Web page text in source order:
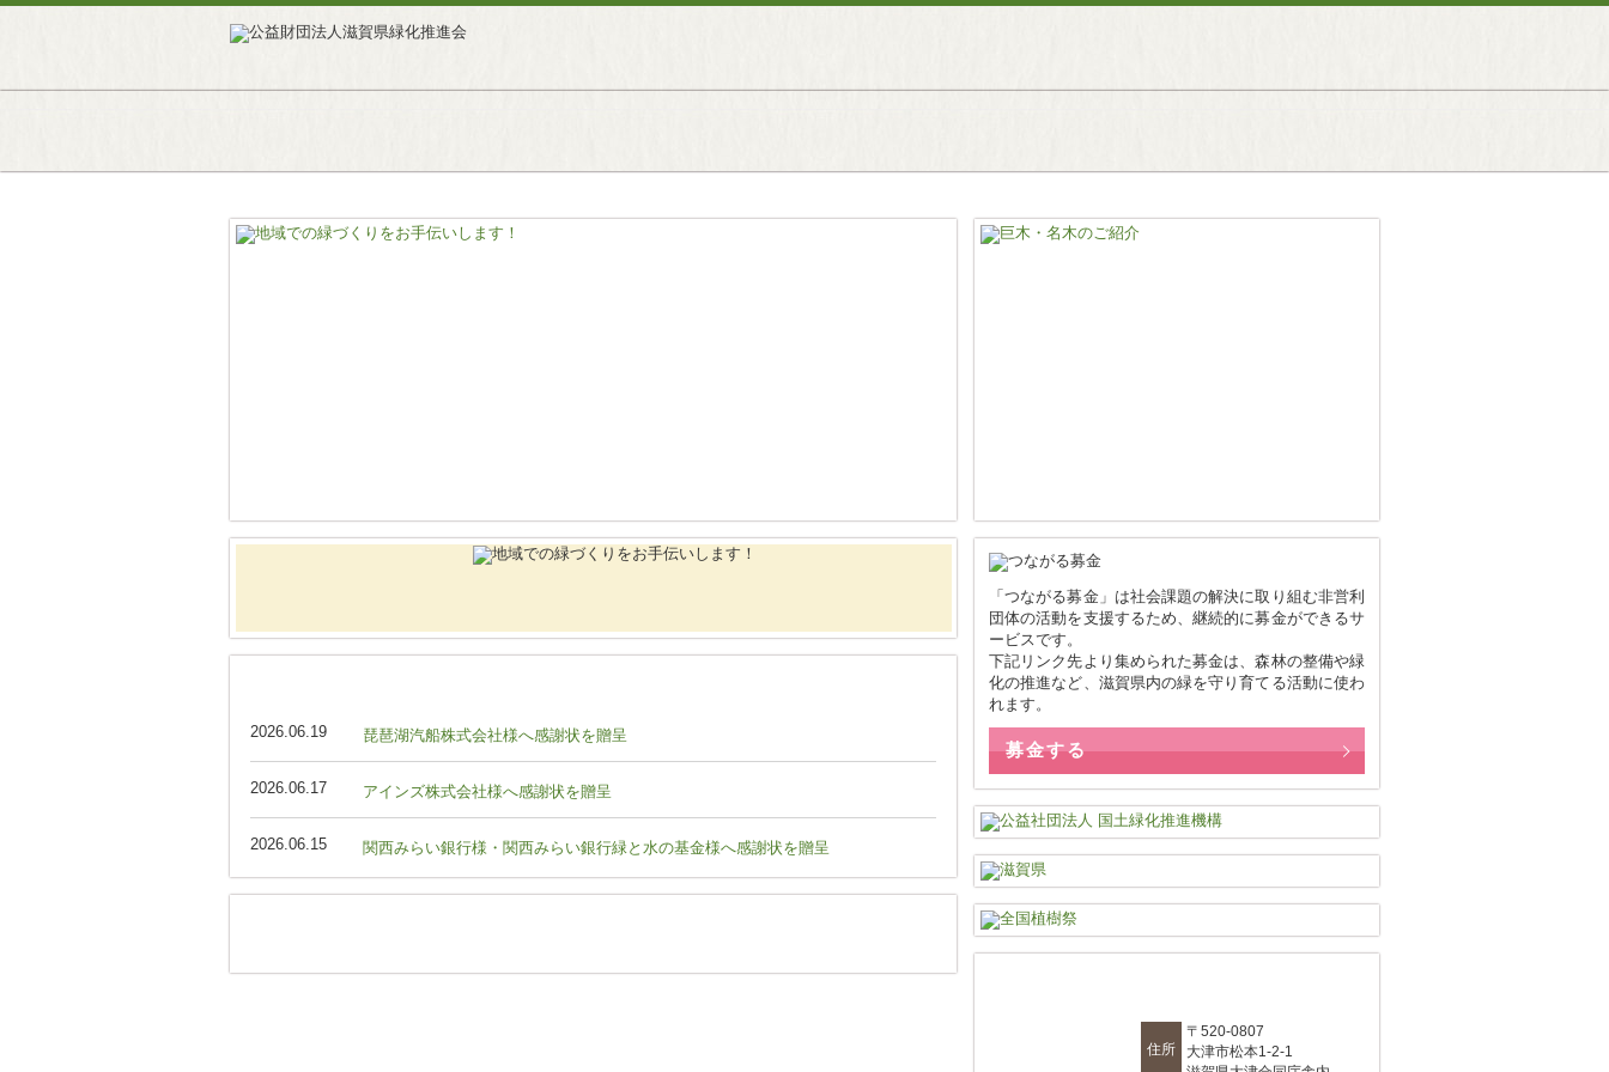
2026.06.19 琵琶湖汽船株式会社様へ感謝状を贈呈
2026.06.17 アインズ株式会社様へ感謝状を贈呈
2026.06.15 関西みらい銀行様・関西みらい銀行緑と水の基金様へ感謝状を贈呈
「つながる募金」は社会課題の解決に取り組む非営利
団体の活動を支援するため、継続的に募金ができるサ
ービスです。
下記リンク先より集められた募金は、森林の整備や緑
化の推進など、滋賀県内の緑を守り育てる活動に使わ
れます。
募金する
住所
〒520-0807
大津市松本1-2-1